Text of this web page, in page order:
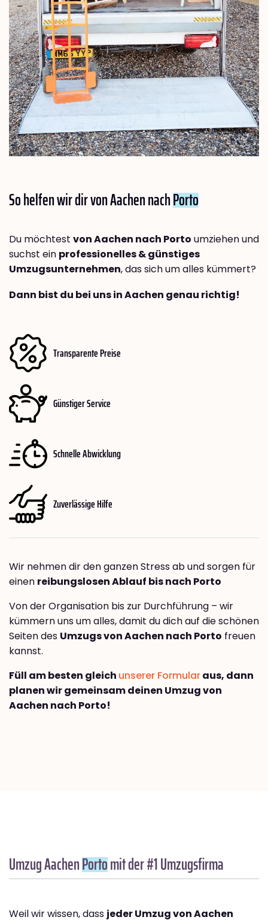
So helfen wir dir von Aachen nachPorto
Du möchtest von Aachen nach Porto umziehen und
suchst ein professionelles & günstiges
Umzugsunternehmen, das sich um alles kümmert?
Dann bist du bei uns in Aachen genau richtig!
Transparente Preise
Günstiger Service
Schnelle Abwicklung
Zuverlässige Hilfe
Wir nehmen dir den ganzen Stress ab und sorgen für
einen reibungslosen Ablauf bis nach Porto
Von der Organisation bis zur Durchführung – wir
kümmern uns um alles, damit du dich auf die schönen
Seiten des Umzugs von Aachen nach Porto freuen
kannst.
Füll am besten gleich unserer Formularaus, dann
planen wir gemeinsam deinen Umzug von
Aachen nach Porto!
Umzug AachenPortomit der #1 Umzugsfirma
Weil wir wissen, dass jeder Umzug von Aachen